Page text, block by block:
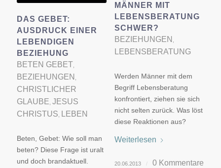
DAS GEBET:
AUSDRUCK EINER
LEBENDIGEN
BEZIEHUNG
BETEN GEBET
BEZIEHUNGEN
CHRISTLICHER
GLAUBE JESUS
CHRISTUS LEBEN
Beten, Gebet: Wie soll man
beten? Diese Frage ist uralt
und doch brandaktuell.
MÄNNER MIT
LEBENSBERATUNG
SCHWER?
BEZIEHUNGEN
LEBENSBERATUNG
Werden Männer mit dem
Begriff Lebensberatung
konfrontiert, ziehen sie sich
nicht selten zurück. Was löst
diese Reaktionen aus?
Weiterlesen
20.06.2013 / 0 Kommentare